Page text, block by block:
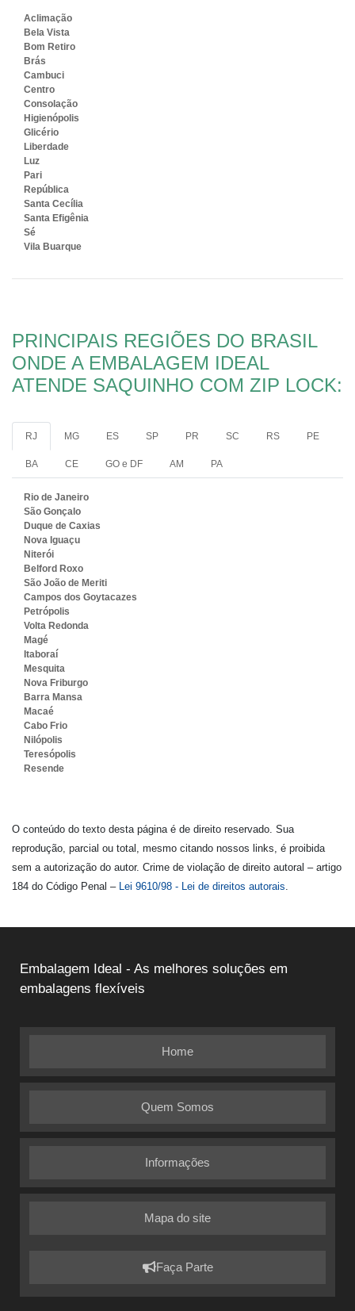
Aclimação
Bela Vista
Bom Retiro
Brás
Cambuci
Centro
Consolação
Higienópolis
Glicério
Liberdade
Luz
Pari
República
Santa Cecília
Santa Efigênia
Sé
Vila Buarque
PRINCIPAIS REGIÕES DO BRASIL
ONDE A EMBALAGEM IDEAL
ATENDE SAQUINHO COM ZIP LOCK:
RJ MG ES SP PR SC RS PE
BA CE GO e DF AM PA
Rio de Janeiro
São Gonçalo
Duque de Caxias
Nova Iguaçu
Niterói
Belford Roxo
São João de Meriti
Campos dos Goytacazes
Petrópolis
Volta Redonda
Magé
Itaboraí
Mesquita
Nova Friburgo
Barra Mansa
Macaé
Cabo Frio
Nilópolis
Teresópolis
Resende
O conteúdo do texto desta página é de direito reservado. Sua
reprodução, parcial ou total, mesmo citando nossos links, é proibida
sem a autorização do autor. Crime de violação de direito autoral – artigo
184 do Código Penal –
Lei 9610/98 - Lei de direitos autorais
Embalagem Ideal - As melhores soluções em
embalagens flexíveis
Home
Quem Somos
Informações
Mapa do site
Faça Parte